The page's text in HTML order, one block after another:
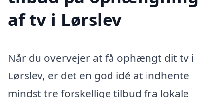
af tv i Lørslev
Når du overvejer at få ophængt dit tv i
Lørslev, er det en god idé at indhente
mindst tre forskellige tilbud fra lokale